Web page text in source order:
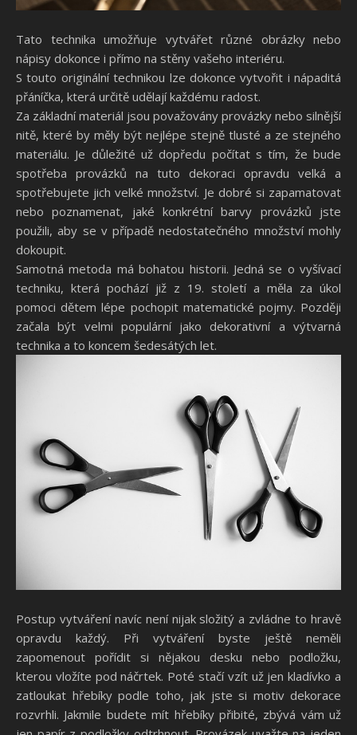
Tato technika umožňuje vytvářet různé obrázky nebo
nápisy dokonce i přímo na stěny vašeho interiéru.
S touto originální technikou lze dokonce vytvořit i nápaditá
přáníčka, která určitě udělají každému radost.
Za základní materiál jsou považovány provázky nebo silnější
nitě, které by měly být nejlépe stejně tlusté a ze stejného
materiálu. Je důležité už dopředu počítat s tím, že bude
spotřeba provázků na tuto dekoraci opravdu velká a
spotřebujete jich velké množství. Je dobré si zapamatovat
nebo poznamenat, jaké konkrétní barvy provázků jste
použili, aby se v případě nedostatečného množství mohly
dokoupit.
Samotná metoda má bohatou historii. Jedná se o vyšívací
techniku, která pochází již z 19. století a měla za úkol
pomoci dětem lépe pochopit matematické pojmy. Později
začala být velmi populární jako dekorativní a výtvarná
technika a to koncem šedesátých let.
Postup vytváření navíc není nijak složitý a zvládne to hravě
opravdu každý. Při vytváření byste ještě neměli
zapomenout pořídit si nějakou desku nebo podložku,
kterou vložíte pod náčrtek. Poté stačí vzít už jen kladívko a
zatloukat hřebíky podle toho, jak jste si motiv dekorace
rozvrhli. Jakmile budete mít hřebíky přibité, zbývá vám už